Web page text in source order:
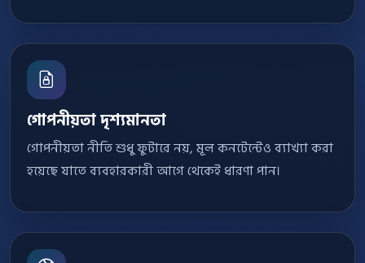
গোপনীয়তা দৃশ্যমানতা
গোপনীয়তা নীতি শুধু ফুটারে নয়, মূল কনটেন্টেও ব্যাখ্যা করা
হয়েছে যাতে ব্যবহারকারী আগে থেকেই ধারণা পান।